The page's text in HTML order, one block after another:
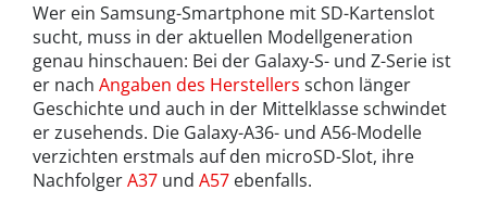
Wer ein Samsung-Smartphone mit SD-Kartenslot
sucht, muss in der aktuellen Modellgeneration
genau hinschauen: Bei der Galaxy-S- und Z-Serie ist
er nach Angaben des Herstellers schon länger
Geschichte und auch in der Mittelklasse schwindet
er zusehends. Die Galaxy-A36- und A56-Modelle
verzichten erstmals auf den microSD-Slot, ihre
NachfolgerA37 und A57 ebenfalls.